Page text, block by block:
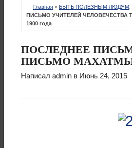
Главная » БЫТЬ ПОЛЕЗНЫМ ЛЮДЯМ
ПИСЬМО УЧИТЕЛЕЙ ЧЕЛОВЕЧЕСТВА
1900 года
ПОСЛЕДНЕЕ
ПИСЬМО МАХАТМЫ
Написал admin в Июнь 24, 2015